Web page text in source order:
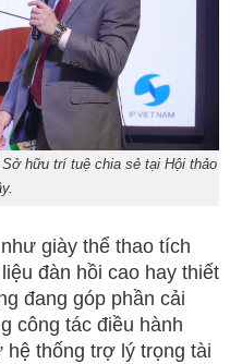
hữu trí tuệ chia sẻ tại Hội thảo
giày thể thao tích
đàn hồi cao hay thiết
đang góp phần cải
công tác điều hành
hệ thống trợ lý trọng tài